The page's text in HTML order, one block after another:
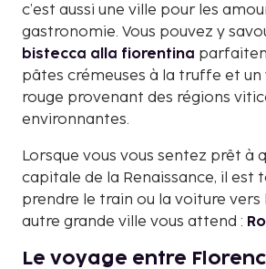
c’est aussi une ville pour les
gastronomie. Vous pouvez y
bistecca alla fiorentina
pâtes crémeuses à la truffe et un
rouge provenant des régions
environnantes.
Lorsque vous vous sentez prêt à
capitale de la Renaissance, il est
prendre le train ou la voiture vers
autre grande ville vous attend :
Le voyage entre